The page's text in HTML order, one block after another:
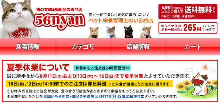
新着情報 カテゴリ 店舗情報 カート